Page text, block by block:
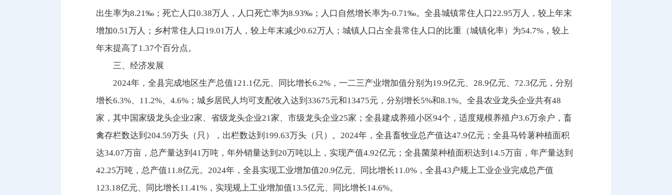
出生率为8.21‰；死亡人口0.38万人，人口死亡率为8.93‰；人口自然增长率为-0.71‰。全县城镇常住人口22.95万人，较上年末
增加0.51万人；乡村常住人口19.01万人，较上年末减少0.62万人；城镇人口占全县常住人口的比重（城镇化率）为54.7%，较上
年末提高了1.37个百分点。
三、经济发展
2024年，全县完成地区生产总值121.1亿元、同比增长6.2%，一二三产业增加值分别为19.9亿元、28.9亿元、72.3亿元，分别
增长6.3%、11.2%、4.6%；城乡居民人均可支配收入达到33675元和13475元，分别增长5%和8.1%。全县农业龙头企业共有48
家，其中国家级龙头企业2家、省级龙头企业21家、市级龙头企业25家；全县建成养殖小区94个，适度规模养殖户3.6万余户，畜
禽存栏数达到204.59万头（只），出栏数达到199.63万头（只）。2024年，全县畜牧业总产值达47.9亿元；全县马铃薯种植面积
达34.07万亩，总产量达到41万吨，年外销量达到20万吨以上，实现产值4.92亿元；全县菌菜种植面积达到14.5万亩，年产量达到
42.25万吨，总产值11.8亿元。2024年，全县实现工业增加值20.9亿元、同比增长11.0%，全县43户规上工业企业完成总产值
123.18亿元、同比增长11.41%，实现规上工业增加值13.5亿元、同比增长14.6%。